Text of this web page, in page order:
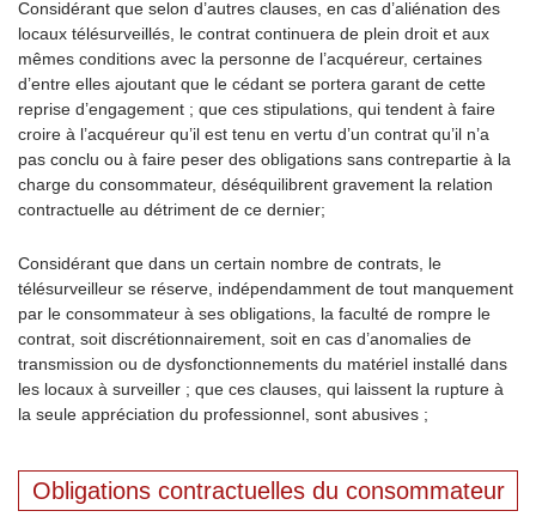
Considérant que selon d’autres clauses, en cas d’aliénation des
locaux télésurveillés, le contrat continuera de plein droit et aux
mêmes conditions avec la personne de l’acquéreur, certaines
d’entre elles ajoutant que le cédant se portera garant de cette
reprise d’engagement ; que ces stipulations, qui tendent à faire
croire à l’acquéreur qu’il est tenu en vertu d’un contrat qu’il n’a
pas conclu ou à faire peser des obligations sans contrepartie à la
charge du consommateur, déséquilibrent gravement la relation
contractuelle au détriment de ce dernier;
Considérant que dans un certain nombre de contrats, le
télésurveilleur se réserve, indépendamment de tout manquement
par le consommateur à ses obligations, la faculté de rompre le
contrat, soit discrétionnairement, soit en cas d’anomalies de
transmission ou de dysfonctionnements du matériel installé dans
les locaux à surveiller ; que ces clauses, qui laissent la rupture à
la seule appréciation du professionnel, sont abusives ;
Obligations contractuelles du consommateur